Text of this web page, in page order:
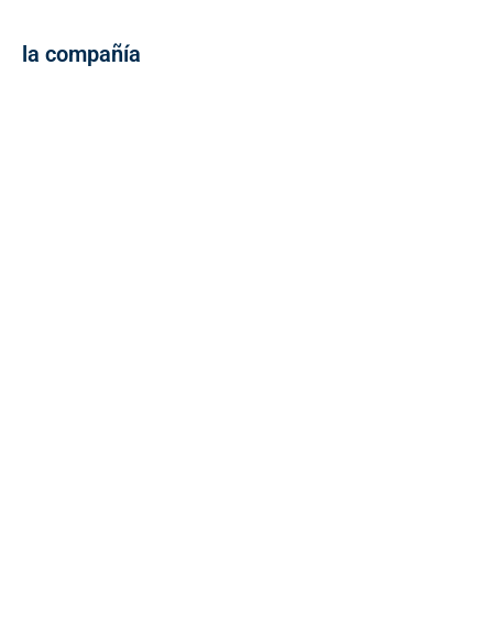
la compañía